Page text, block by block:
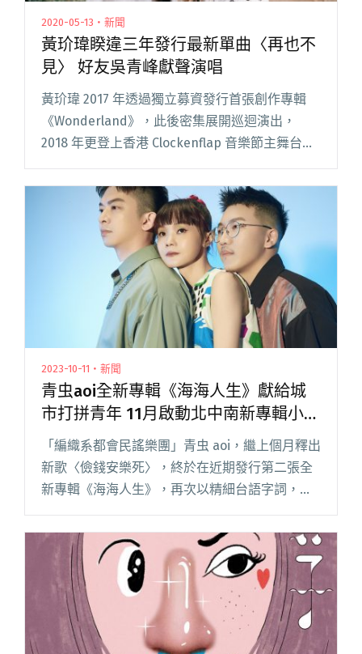
2020-05-13・新聞
黃玠瑋睽違三年發行最新單曲〈再也不
見〉 好友吳青峰獻聲演唱
黃玠瑋 2017 年透過獨立募資發行首張創作專輯
《Wonderland》，此後密集展開巡迴演出，
2018 年更登上香港 Clockenflap 音樂節主舞台，
深獲廣大歌迷的喜愛。 2018 至 2020 年間，除了
個人活動，黃玠瑋也走入幕後閱讀全文 "黃玠瑋
睽違三年發行最新單曲〈再也不見〉 好友吳青峰
2023-10-11・新聞
青虫aoi全新專輯《海海人生》獻給城
市打拼青年 11月啟動北中南新專輯小巡
迴
「編織系都會民謠樂團」青虫 aoi，繼上個月釋出
新歌〈儉錢安樂死〉，終於在近期發行第二張全
新專輯《海海人生》，再次以精細台語字詞，溫
柔歌唱城市裡大小人物的生活細瑣，並以輕快又
帶電的時髦旋律，打造出一張適合下班後好好聆
聽鬆的搖擺之作，希望給予閱讀全文 "青虫aoi全
新專輯《海海人生》獻給城市打拼青年 11月啟動
北中南新專輯小巡迴"